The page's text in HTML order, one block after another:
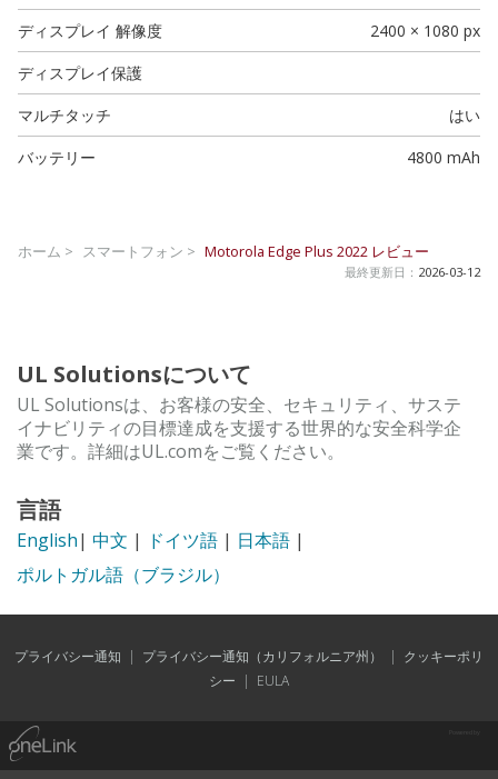
ディスプレイ 解像度
2400 × 1080 px
ディスプレイ保護
マルチタッチ
はい
バッテリー
4800 mAh
ホーム > スマートフォン > Motorola Edge Plus 2022 レビュー
最終更新日： 2026-03-12
UL Solutionsについて
UL Solutionsは、お客様の安全、セキュリティ、サステ
イナビリティの目標達成を支援する世界的な安全科学企
業です。詳細はUL.comをご覧ください。
言語
English| 中文 | ドイツ語 | 日本語 |
ポルトガル語（ブラジル）
プライバシー通知 | プライバシー通知（カリフォルニア州） | クッキーポリ
シー | EULA